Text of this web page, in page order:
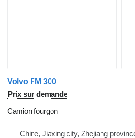
Volvo FM 300
Prix sur demande
Camion fourgon
Chine, Jiaxing city, Zhejiang